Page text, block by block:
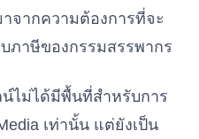
จากความต้องการที่จะ
ภาษีของกรรมสรรพากร
ไม่ได้มีพื้นที่สำหรับการ
เท่านั้น แต่ยังเป็น